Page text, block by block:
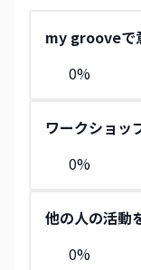
my grooveで
0%
ワークショッ
0%
他の人の活動
0%